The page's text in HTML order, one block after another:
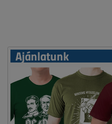
Ajánlatunk